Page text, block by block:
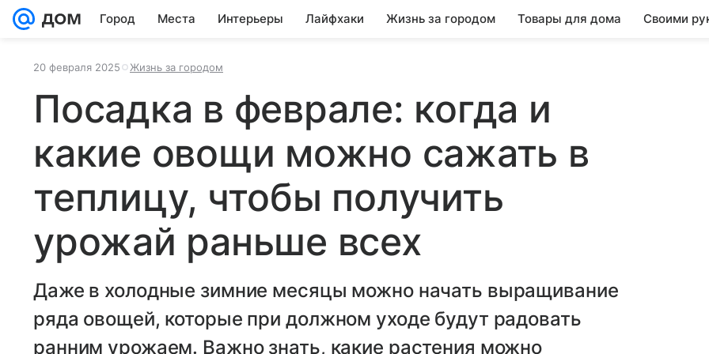
Город Места Интерьеры Лайфхаки Жизнь за городом Товары для дома Своими
20 февраля 2025 Жизнь за городом
Посадка в феврале: когда и
какие овощи можно сажать в
теплицу, чтобы получить
урожай раньше всех
Даже в холодные зимние месяцы можно начать выращивание
ряда овощей, которые при должном уходе будут радовать
ранним урожаем. Важно знать, какие растения можно